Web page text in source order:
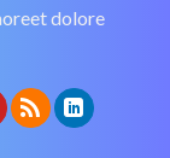
dolore